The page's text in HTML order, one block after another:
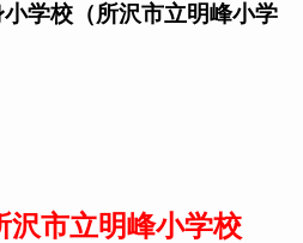
学校（所沢市立明峰小学
沢市立明峰小学校